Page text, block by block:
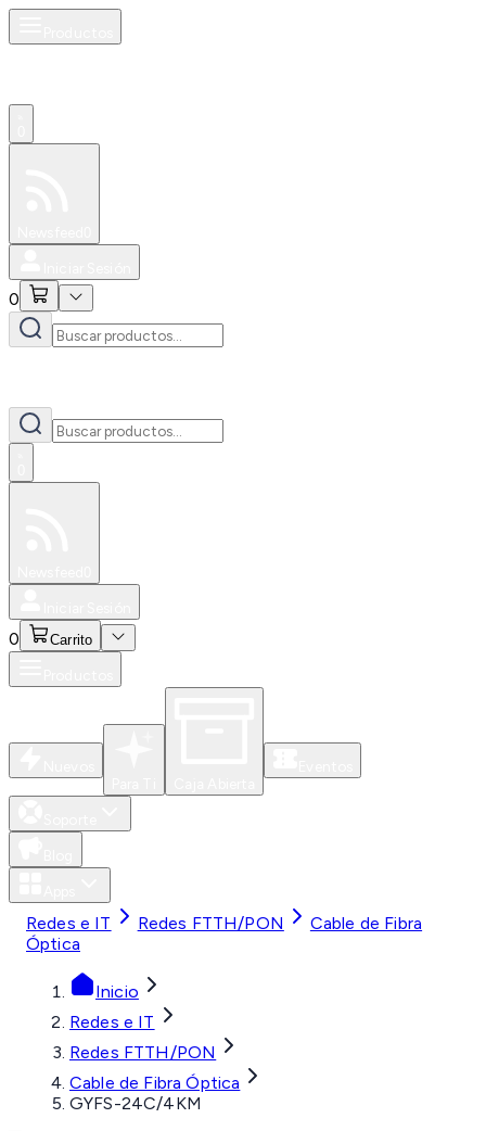
0
0 Carrito
Redes e IT Redes FTTH/PON
Cable de Fibra
Óptica
Inicio
Redes e IT
Redes FTTH/PON
Cable de Fibra Óptica
GYFS-24C/4KM